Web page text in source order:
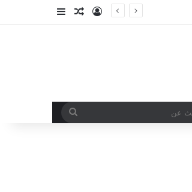
تسجيل الدخول
مقال عشوائي
إضافة عمود
بحث